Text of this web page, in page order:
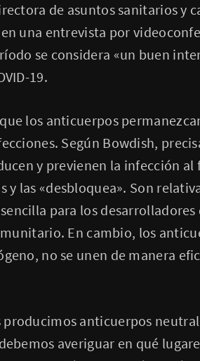
de asuntos sanitarios y
una entrevista por
se considera «un buen
19.
los anticuerpos
Según Bowdish,
y previenen la infección al
y las «desbloquea». Son
para los
En cambio, los
no se unen de manera
anticuerpos
averiguar en qué